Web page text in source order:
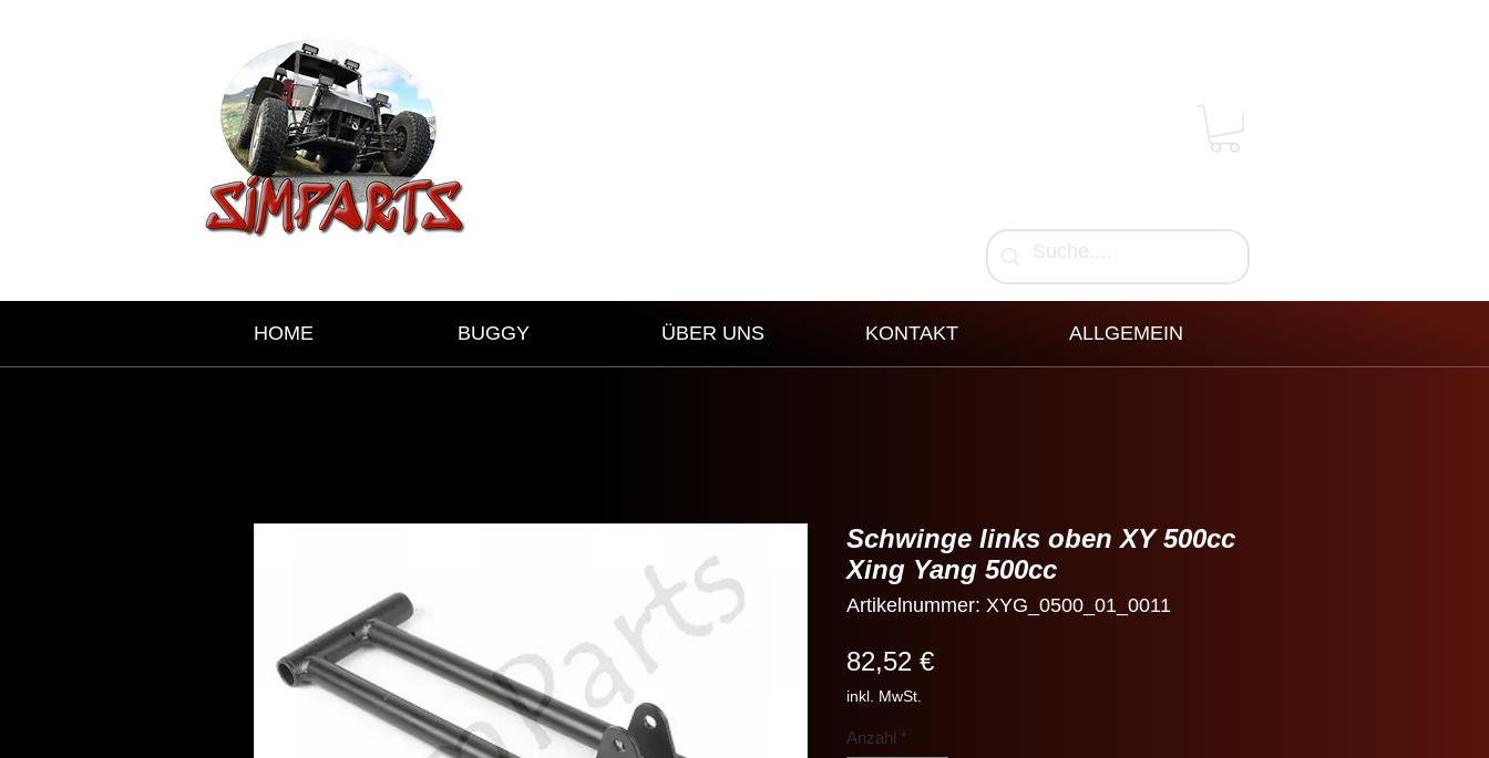
HOME BUGGY ÜBER UNS KONTAKT ALLGEMEIN
Schwinge links oben XY 500cc
Xing Yang 500cc
Artikelnummer: XYG_0500_01_0011
82,52 €Preis
inkl. MwSt.
Anzahl *